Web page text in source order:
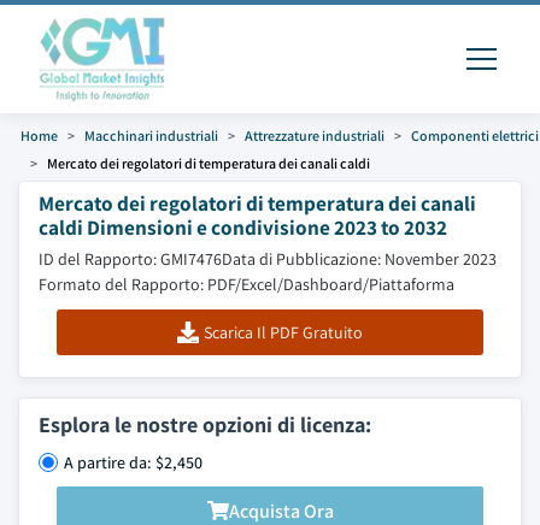
Home Macchinari industriali Attrezzature industriali
Componenti elettrici
Mercato dei regolatori di temperatura dei canali caldi
Mercato dei regolatori di temperatura dei canali
caldi Dimensioni e condivisione 2023 to 2032
ID del Rapporto: GMI7476Data di Pubblicazione: November 2023
Formato del Rapporto: PDF/Excel/Dashboard/Piattaforma
Scarica Il PDF Gratuito
Esplora le nostre opzioni di licenza:
A partire da: $2,450
Acquista Ora